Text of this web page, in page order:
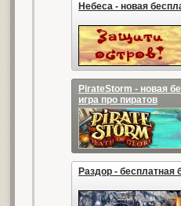
Небеса - новая
PirateStorm - новая
игра про пиратов
Раздор - бесплатная